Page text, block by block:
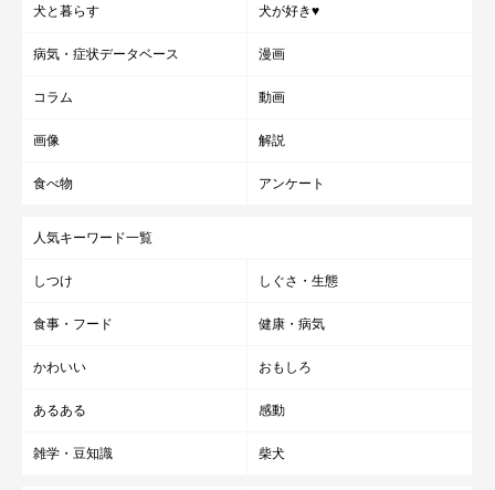
犬と暮らす 犬が好き♥
病気・症状データベース 漫画
コラム 動画
画像 解説
食べ物 アンケート
人気キーワード一覧
しつけ しぐさ・生態
食事・フード 健康・病気
かわいい おもしろ
あるある 感動
雑学・豆知識 柴犬